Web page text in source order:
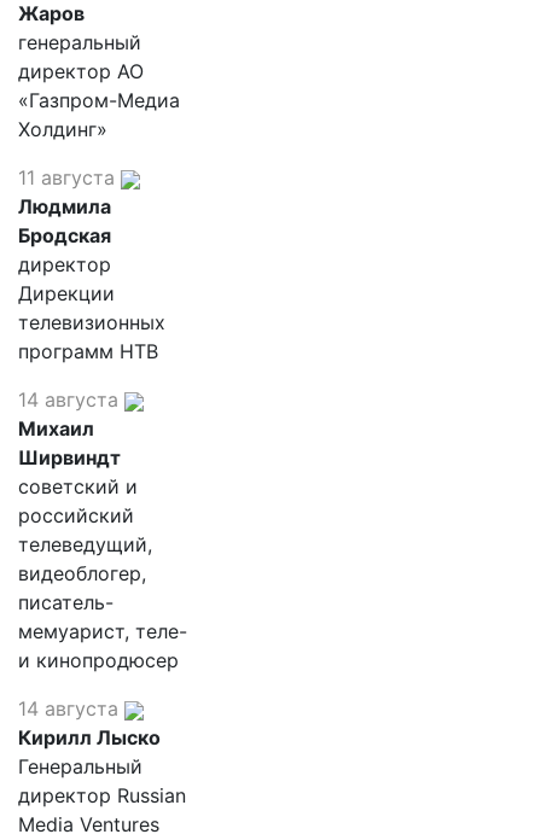
Жаров
генеральный
директор АО
«Газпром-Медиа
Холдинг»
11 августа
Людмила
Бродская
директор
Дирекции
телевизионных
программ НТВ
14 августа
Михаил
Ширвиндт
советский и
российский
телеведущий,
видеоблогер,
писатель-
мемуарист, теле-
и кинопродюсер
14 августа
Кирилл Лыско
Генеральный
директор Russian
Media Ventures